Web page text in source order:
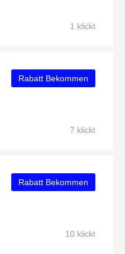
1 klickt
Rabatt Bekommen
7 klickt
Rabatt Bekommen
10 klickt